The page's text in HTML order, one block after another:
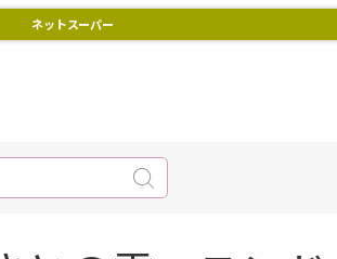
ネットスーパー